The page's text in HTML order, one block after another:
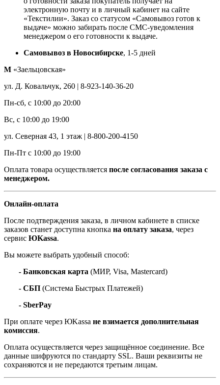
электронную почту и в личный кабинет на сайте
«Текстилии». Заказ со статусом «Самовывоз готов к
выдаче» можно забирать после СМС-уведомления
менеджером о его готовности к выдаче.
Самовывоз в Новосибирске, 1-5 дней
М «Заельцовская»
ул. Д. Ковальчук, 260 | 8-923-140-36-20
Пн-сб, с 10:00 до 20:00
Вс, с 10:00 до 19:00
ул. Северная 43, 1 этаж | 8-800-200-4150
Пн-Пт с 10:00 до 19:00
Оплата товара осуществляется после согласования заказа с
менеджером.
Онлайн-оплата
После подтверждения заказа, в личном кабинете в списке
заказов станет доступна кнопка на оплату заказа, через
сервис ЮKassa.
Вы можете выбрать удобный способ:
- Банковская карта (МИР, Visa, Mastercard)
- СБП (Система Быстрых Платежей)
- SberPay
При оплате через ЮKassa не взимается дополнительная
комиссия.
Оплата осуществляется через защищённое соединение. Все
данные шифруются по стандарту SSL. Ваши реквизиты не
сохраняются и не передаются третьим лицам.